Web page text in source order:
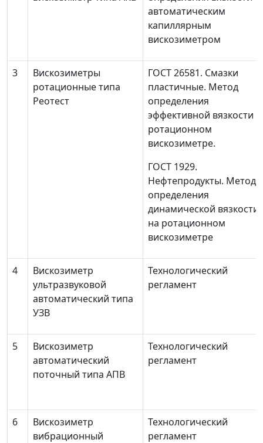
автоматическим
капиллярным
вискозиметром
3
Вискозиметры
ротационные типа
Реотест
ГОСТ 26581. Смазки
пластичные. Метод
определения
эффективной вязкости
ротационном
вискозиметре.
ГОСТ 1929.
Нефтепродукты. Метод
определения
динамической вязкости
на ротационном
вискозиметре
4
Вискозиметр
ультразвуковой
автоматический типа
УЗВ
Технологический
регламент
5
Вискозиметр
автоматический
поточный типа АПВ
Технологический
регламент
6
Вискозиметр
вибрационный
Технологический
регламент